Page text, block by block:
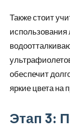
Также стоит
обеспечит
яркие цвета на
Этап 3: